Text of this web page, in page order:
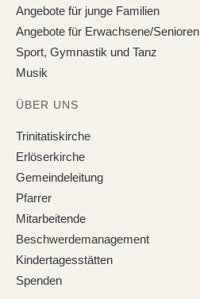
Angebote für junge Familien
Angebote für Erwachsene/Senioren
Sport, Gymnastik und Tanz
Musik
ÜBER UNS
Trinitatiskirche
Erlöserkirche
Gemeindeleitung
Pfarrer
Mitarbeitende
Beschwerdemanagement
Kindertagesstätten
Spenden